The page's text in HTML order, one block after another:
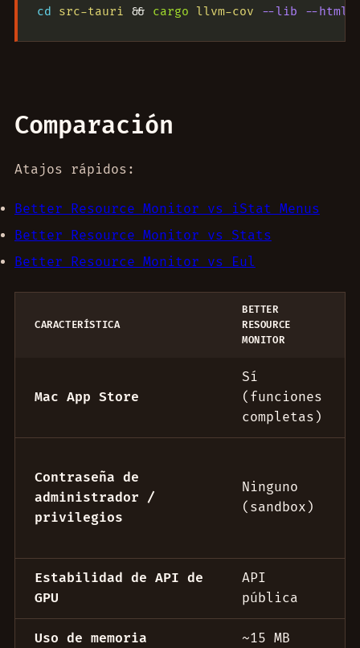
cd
src-tauri && cargo llvm-cov --lib --html
Comparación
Atajos rápidos:
Better Resource Monitor vs iStat Menus
Better Resource Monitor vs Stats
Better Resource Monitor vs Eul
Comparación de monitores para la barra de
CARACTERÍSTICA
BETTER
RESOURCE
MONITOR
Mac App Store
Sí
(funciones
completas)
Contraseña de
administrador /
privilegios
Ninguno
(sandbox)
Estabilidad de API de
GPU
API
pública
Uso de memoria ~15 MB